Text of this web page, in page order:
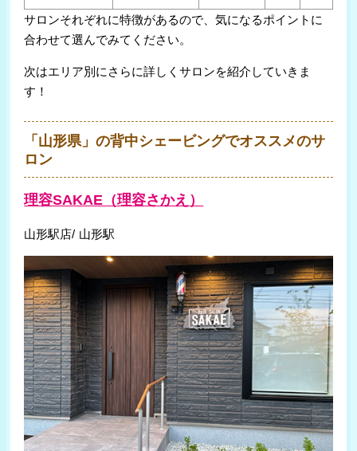
サロンそれぞれに特徴があるので、気になるポイントに
合わせて選んでみてください。
次はエリア別にさらに詳しくサロンを紹介していきま
す！
「山形県」の背中シェービングでオススメのサ
ロン
理容SAKAE（理容さかえ）
山形駅店/ 山形駅